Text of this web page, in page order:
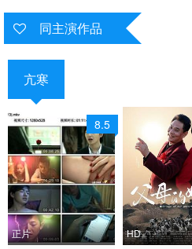
同主演作品
亢寒
8.5
正片
HD